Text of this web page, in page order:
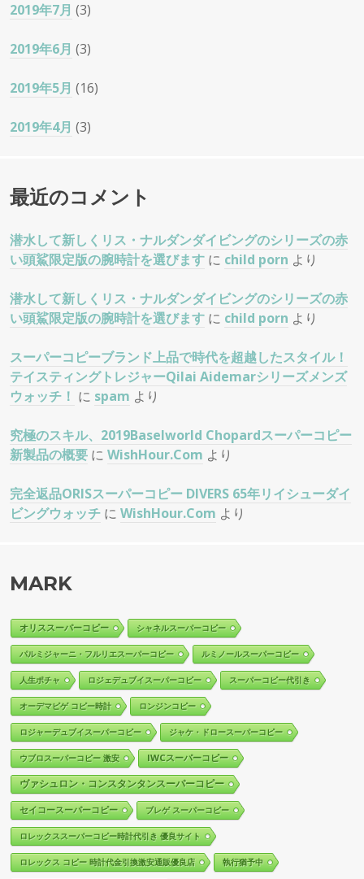
2019年7月 (3)
2019年6月 (3)
2019年5月 (16)
2019年4月 (3)
最近のコメント
潜水して新しくリス・ナルダンダイビングのシリーズの赤
い頭鯊限定版の腕時計を選びます に child porn より
潜水して新しくリス・ナルダンダイビングのシリーズの赤
い頭鯊限定版の腕時計を選びます に child porn より
スーパーコピーブランド上品で時代を超越したスタイル！
テイスティングトレジャーQilai Aidemarシリーズメンズ
ウォッチ！ に spam より
究極のスキル、2019Baselworld Chopardスーパーコピー
新製品の概要 に WishHour.Com より
完全返品ORISスーパーコピー DIVERS 65年リイシューダイ
ビングウォッチ に WishHour.Com より
MARK
オリススーパーコピー シャネルスーパーコピー
パルミジャーニ・フルリエスーパーコピー ルミノールスーパーコピー
人生ポチャ ロジェデュブイスーパーコピー スーパーコピー代引き
オーデマピゲ コピー時計 ロンジンコピー
ロジャーデュブイスーパーコピー ジャケ・ドロースーパーコピー
ウブロスーパーコピー 激安 IWCスーパーコピー
ヴァシュロン・コンスタンタンスーパーコピー
セイコースーパーコピー ブレゲ スーパーコピー
ロレックススーパーコピー時計代引き 優良サイト
ロレックス コピー 時計代金引換激安通販優良店 執行猶予中